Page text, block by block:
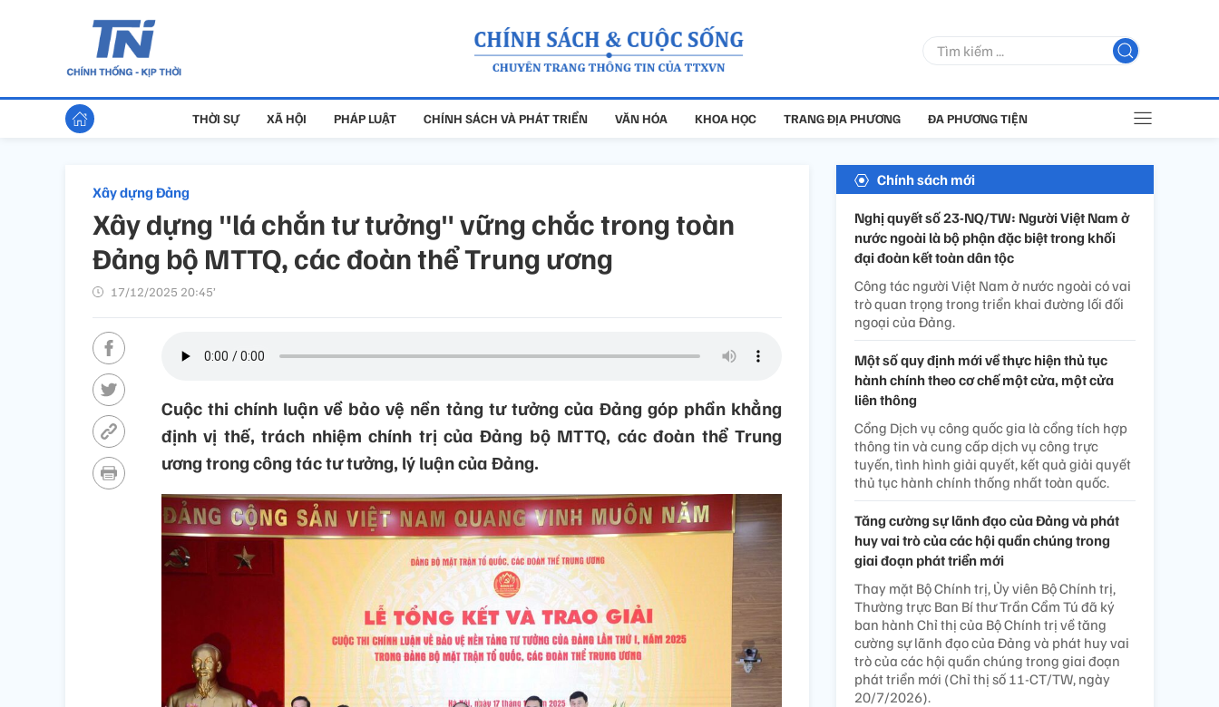
THỜI SỰ XÃ HỘI PHÁP LUẬT CHÍNH SÁCH VÀ PHÁT TRIỂN VĂN HÓA KHOA HỌC TRANG ĐỊA PHƯƠNG ĐA PHƯƠNG TIỆN
Xây dựng Đảng
Xây dựng "lá chắn tư tưởng" vững chắc trong toàn
Đảng bộ MTTQ, các đoàn thể Trung ương
17/12/2025 20:45’
Cuộc thi chính luận về bảo vệ nền tảng tư tưởng của Đảng góp phần khẳng
định vị thế, trách nhiệm chính trị của Đảng bộ MTTQ, các đoàn thể Trung
ương trong công tác tư tưởng, lý luận của Đảng.
Chính sách mới
Nghị quyết số 23-NQ/TW: Người Việt Nam ở
nước ngoài là bộ phận đặc biệt trong khối
đại đoàn kết toàn dân tộc
Công tác người Việt Nam ở nước ngoài có vai
trò quan trọng trong triển khai đường lối đối
ngoại của Đảng.
Một số quy định mới về thực hiện thủ tục
hành chính theo cơ chế một cửa, một cửa
liên thông
Cổng Dịch vụ công quốc gia là cổng tích hợp
thông tin và cung cấp dịch vụ công trực
tuyến, tình hình giải quyết, kết quả giải quyết
thủ tục hành chính thống nhất toàn quốc.
Tăng cường sự lãnh đạo của Đảng và phát
huy vai trò của các hội quần chúng trong
giai đoạn phát triển mới
Thay mặt Bộ Chính trị, Ủy viên Bộ Chính trị,
Thường trực Ban Bí thư Trần Cẩm Tú đã ký
ban hành Chỉ thị của Bộ Chính trị về tăng
cường sự lãnh đạo của Đảng và phát huy vai
trò của các hội quần chúng trong giai đoạn
phát triển mới (Chỉ thị số 11-CT/TW, ngày
20/7/2026).